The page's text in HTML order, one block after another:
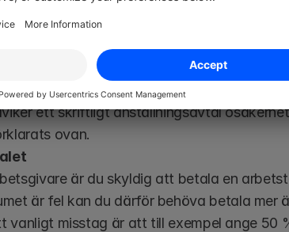
fallgropar i ett
anställningsavtal
något lagkrav på att en arbetstagare ska
ett skriftligt anställningsavtal
ovan.
är du skyldig att betala en
är fel kan du därför behöva betala mer
vanligt misstag är att till exempel ange 50